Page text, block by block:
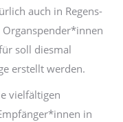
auch in Regens­
soll diesmal
erstellt werden.
viel­fältigen
in